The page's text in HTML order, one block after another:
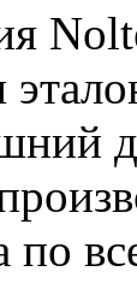
по